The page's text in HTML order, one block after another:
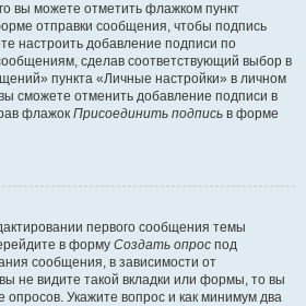
вы можете отметить флажком пункт
отправки сообщения, чтобы подпись
настроить добавление подписи по
сделав соответствующий выбор в
пункта «Личные настройки» в личном
сможете отменить добавление подписи в
флажок Присоединить подпись в форме
первого сообщения темы
в форму Создать опрос под
сообщения, в зависимости от
не видите такой вкладки или формы, то вы
опросов. Укажите вопрос и как минимум два